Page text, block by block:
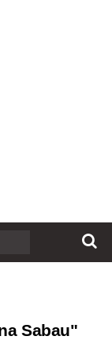
Sabau"